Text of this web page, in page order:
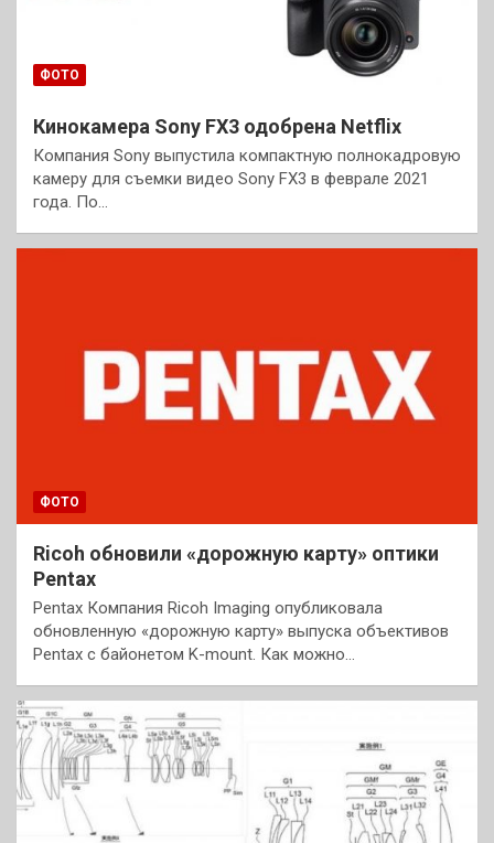
ФОТО
Кинокамера Sony FX3 одобрена Netflix
Компания Sony выпустила компактную полнокадровую
камеру для съемки видео Sony FX3 в феврале 2021
года. По…
ФОТО
Ricoh обновили «дорожную карту» оптики
Pentax
Pentax Компания Ricoh Imaging опубликовала
обновленную «дорожную карту» выпуска объективов
Pentax с байонетом K-mount. Как можно…